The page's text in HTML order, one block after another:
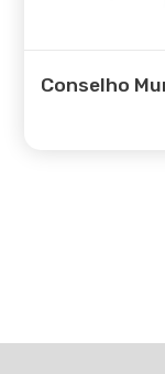
Conselho